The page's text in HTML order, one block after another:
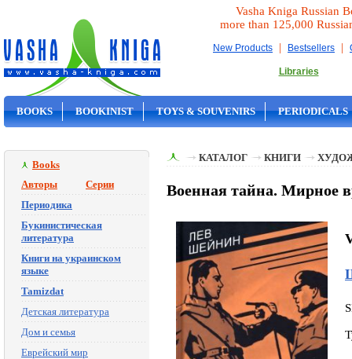
Vasha Kniga Russian
more than 125,000
New Products | Bestsellers |
Libraries
BOOKS BOOKINIST TOYS & SOUVENIRS PERIODICALS
Books
Авторы
Серии
Периодика
Букинистическая
литература
Книги на украинском
языке
Tamizdat
Детская литература
Дом и семья
Еврейский мир
КАТАЛОГ КНИГИ
Военная тайна.